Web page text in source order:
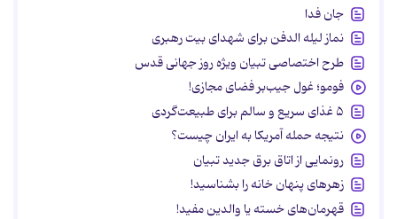
جان فدا
نماز لیله الدفن برای شهدای بیت رهبری
طرح اختصاصی تبیان ویژه روز جهانی قدس
فومو؛ غول جیب‌بر فضای مجازی!
۵ غذای سریع و سالم برای طبیعت‌گردی
نتیجه حمله آمریکا به ایران چیست؟
رونمایی از اتاق برق جدید تبیان
زهرهای پنهان خانه را بشناسید!
قهرمان‌های خسته یا والدین مفید!